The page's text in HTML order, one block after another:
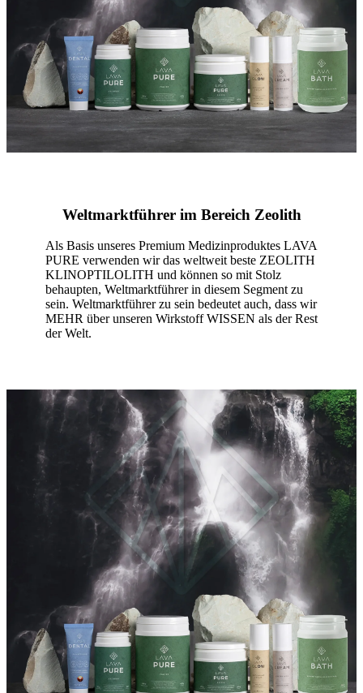
Weltmarktführer im Bereich Zeolith
Als Basis unseres Premium Medizinproduktes LAVA
PURE verwenden wir das weltweit beste ZEOLITH
KLINOPTILOLITH und können so mit Stolz
behaupten, Weltmarktführer in diesem Segment zu
sein. Weltmarktführer zu sein bedeutet auch, dass wir
MEHR über unseren Wirkstoff WISSEN als der Rest
der Welt.